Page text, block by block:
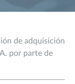
de adquisición
por parte de